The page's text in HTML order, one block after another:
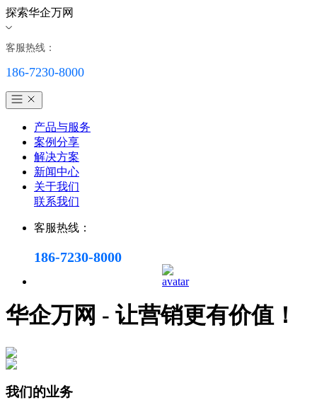
探索华企万网
客服热线：
186-7230-8000
产品与服务
案例分享
解决方案
新闻中心
关于我们
联系我们
客服热线：
186-7230-8000
华企万网 - 让营销更有价值！
我们的业务